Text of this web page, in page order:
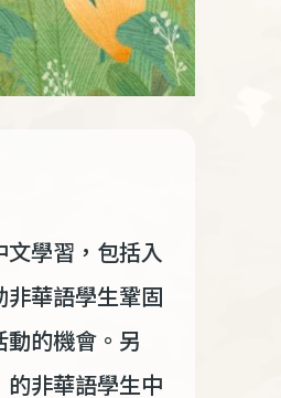
學習，包括入
華語學生鞏固
的機會。另
非華語學生中